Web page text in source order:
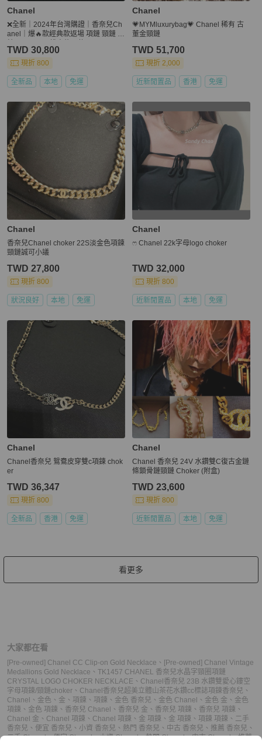
Chanel
❌全新｜2024年台灣購證｜香奈兒Ch
anel｜爆🔥款經典款返場 項鏈 頸鏈 項
TWD 30,800
現折 800
全新品 本地 免運
Chanel
💗MYMluxurybag💗 Chanel 稀有 古
董金頸鏈
TWD 51,700
現折 2,000
近新閒置品 香港 免運
Chanel
香奈兒Chanel choker 22S淡金色項鍊
頸鏈誠可小議
TWD 27,800
現折 800
狀況良好 本地 免運
Chanel
ෆ Chanel 22k字母logo choker
TWD 32,000
現折 800
近新閒置品 本地 免運
Chanel
Chanel香奈兒 鴛鴦皮穿雙c項鍊 chok
er
TWD 36,347
現折 800
全新品 香港 免運
Chanel
Chanel 香奈兒 24V 水鑽雙C復古金鏈
條鎖骨鏈頸鏈 Choker (附盒)
TWD 23,600
現折 800
近新閒置品 本地 免運
看更多
大家都在看
[Pre-owned] Chanel CC Clip-on Gold Necklace 、 [Pre-owned] Chanel Vintage
Medallions Gold Necklace 、 TK1457 CHANEL 香奈兒水晶字頸圈項鏈
CRYSTAL LOGO CHOKER NECKLACE 、 Chanel香奈兒 23B 水鑽雙愛心鏤空
字母項鍊/頸鏈choker 、 Chanel香奈兒超美立體山茶花水鑽cc標誌項鍊香奈兒 、
Chanel 、 金色 、 金 、 項鍊 、 項鍊 、 金色 香奈兒 、 金色 Chanel 、 金色 金 、 金色
項鍊 、 金色 項鍊 、 香奈兒 Chanel 、 香奈兒 金 、 香奈兒 項鍊 、 香奈兒 項鍊 、
Chanel 金 、 Chanel 項鍊 、 Chanel 項鍊 、 金 項鍊 、 金 項鍊 、 項鍊 項鍊 、 二手
香奈兒 、 便宜 香奈兒 、 小資 香奈兒 、 熱門 香奈兒 、 中古 香奈兒 、 推薦 香奈兒 、
二手 Chanel、便宜 Chanel、小資 Chanel、熱門 Chanel、中古 Chanel、推薦